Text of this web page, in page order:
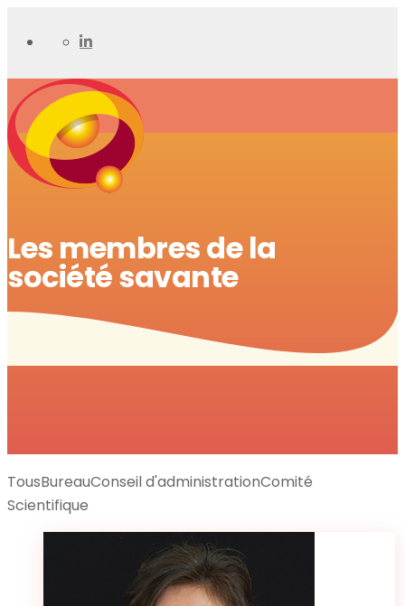
Les membres de la
société savante
TousBureauConseil d'administrationComité
Scientifique